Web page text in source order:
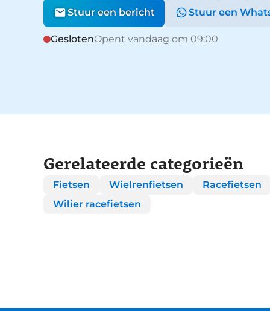
Stuur een bericht Stuur een
GeslotenOpent vandaag om 09:00
Gerelateerde categorieën
Fietsen Wielrenfietsen Racefietsen
Wilier racefietsen